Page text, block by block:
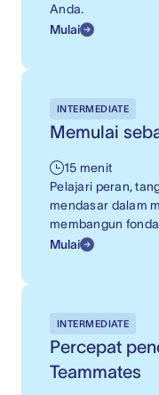
Anda.
Mulai
INTERMEDIATE
Memulai
15 menit
Pelajari peran,
mendasar dalam
membangun
Mulai
INTERMEDIATE
Percepat
Teammates